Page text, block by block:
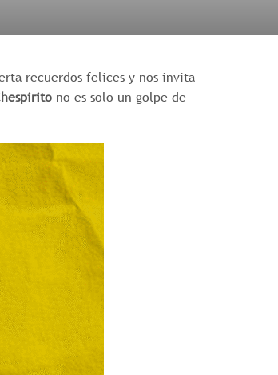
recuerdos felices y nos invita
no es solo un golpe de